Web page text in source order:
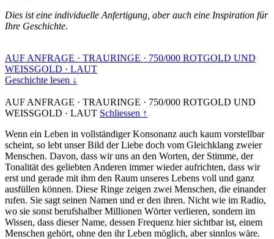
Dies ist eine individuelle Anfertigung, aber auch eine Inspiration für
Ihre Geschichte.
AUF ANFRAGE · TRAURINGE · 750/000 ROTGOLD UND
WEISSGOLD · LAUT
Geschichte lesen ↓
AUF ANFRAGE · TRAURINGE · 750/000 ROTGOLD UND
WEISSGOLD · LAUT Schliessen ↑
Wenn ein Leben in vollständiger Konsonanz auch kaum vorstellbar
scheint, so lebt unser Bild der Liebe doch vom Gleichklang zweier
Menschen. Davon, dass wir uns an den Worten, der Stimme, der
Tonalität des geliebten Anderen immer wieder aufrichten, dass wir
erst und gerade mit ihm den Raum unseres Lebens voll und ganz
ausfüllen können. Diese Ringe zeigen zwei Menschen, die einander
rufen. Sie sagt seinen Namen und er den ihren. Nicht wie im Radio,
wo sie sonst berufshalber Millionen Wörter verlieren, sondern im
Wissen, dass dieser Name, dessen Frequenz hier sichtbar ist, einem
Menschen gehört, ohne den ihr Leben möglich, aber sinnlos wäre.